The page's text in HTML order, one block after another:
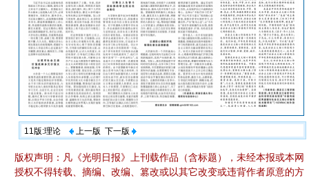
11版:理论 上一版 下一版
版权声明：凡《光明日报》上刊载作品（含标题），未经本报或本网
授权不得转载、摘编、改编、篡改或以其它改变或违背作者原意的方